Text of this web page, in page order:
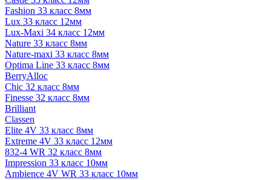
Fashion 33 класс 8мм
Lux 33 класс 12мм
Lux-Maxi 34 класс 12мм
Nature 33 класс 8мм
Nature-maxi 33 класс 8мм
Optima Line 33 класс 8мм
BerryAlloc
Chic 32 класс 8мм
Finesse 32 класс 8мм
Brilliant
Classen
Elite 4V 33 класс 8мм
Extreme 4V 33 класс 12мм
832-4 WR 32 класс 8мм
Impression 33 класс 10мм
Ambience 4V WR 33 класс 10мм